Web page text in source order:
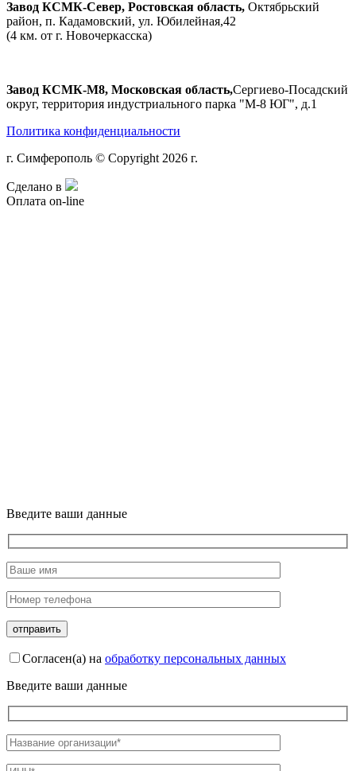
Завод КСМК-Север, Ростовская область, Октябрьский
район, п. Кадамовский, ул. Юбилейная,42
(4 км. от г. Новочеркасска)
Завод КСМК-М8, Московская область,Сергиево-Посадский
округ, территория индустриального парка "М-8 ЮГ", д.1
Политика конфиденциальности
г. Симферополь © Copyright 2026 г.
Сделано в
Оплата on-line
Введите ваши данные
Согласен(а) на обработку персональных данных
Введите ваши данные